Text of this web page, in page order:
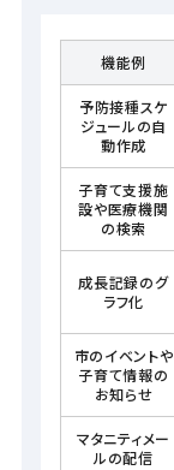
機能例
予防接種スケ
ジュールの自
動作成
子育て支援施
設や医療機関
の検索
成長記録のグ
ラフ化
市のイベントや
子育て情報の
お知らせ
マタニティメー
ルの配信